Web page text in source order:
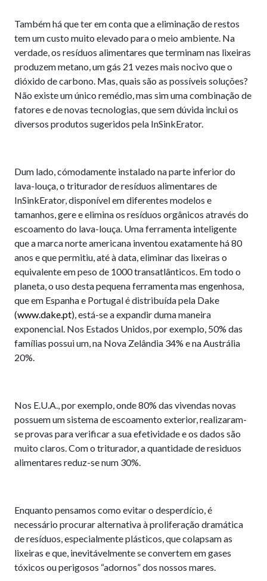
Também há que ter em conta que a eliminação de restos
tem um custo muito elevado para o meio ambiente. Na
verdade, os resíduos alimentares que terminam nas lixeiras
produzem metano, um gás 21 vezes mais nocivo que o
dióxido de carbono. Mas, quais são as possíveis soluções?
Não existe um único remédio, mas sim uma combinação de
fatores e de novas tecnologias, que sem dúvida inclui os
diversos produtos sugeridos pela InSinkErator.
Dum lado, cómodamente instalado na parte inferior do
lava-louça, o triturador de resíduos alimentares de
InSinkErator, disponível em diferentes modelos e
tamanhos, gere e elimina os resíduos orgânicos através do
escoamento do lava-louça. Uma ferramenta inteligente
que a marca norte americana inventou exatamente há 80
anos e que permitiu, até à data, eliminar das lixeiras o
equivalente em peso de 1000 transatlânticos. Em todo o
planeta, o uso desta pequena ferramenta mas engenhosa,
que em Espanha e Portugal é distribuída pela Dake
(www.dake.pt), está-se a expandir duma maneira
exponencial. Nos Estados Unidos, por exemplo, 50% das
famílias possui um, na Nova Zelândia 34% e na Austrália
20%.
Nos E.U.A., por exemplo, onde 80% das vivendas novas
possuem um sistema de escoamento exterior, realizaram-
se provas para verificar a sua efetividade e os dados são
muito claros. Com o triturador, a quantidade de residuos
alimentares reduz-se num 30%.
Enquanto pensamos como evitar o desperdício, é
necessário procurar alternativa à proliferação dramática
de resíduos, especialmente plásticos, que colapsam as
lixeiras e que, inevitávelmente se convertem em gases
tóxicos ou perigosos “adornos” dos nossos mares.